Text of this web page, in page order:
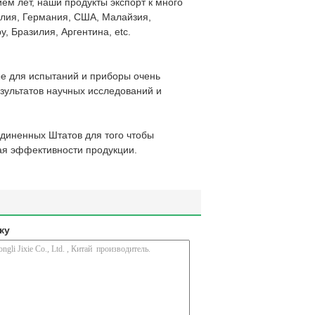
Германия, США, Малайзия,
Бразилия, Аргентина, etc.
для испытаний и приборы очень
научных исследований и
Штатов для того чтобы
эффективности продукции.